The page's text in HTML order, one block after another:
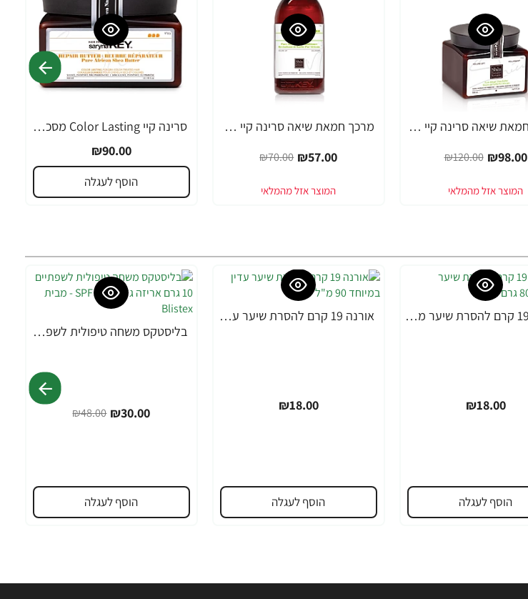
מסכת חמאת שיאה סרינה קיי שיער דק, יבש, דליל וחלש Volume Lift - מבית Saryna Key
₪98.00
₪120.00
-19%
מרכך חמאת שיאה סרינה קיי שיער דק, יבש, דליל וחלש Volume Lift - מבית Saryna Key
₪57.00
₪70.00
סרינה קיי Color Lasting מסכת חמאת שיאה לשיער צבוע ומובהר 300 מ"ל - מבית Saryna Key
₪90.00
הוסף לעגלה
אורנה 19 קרם להסרת שיער מהפנים 80 גרם
₪18.00
הוסף לעגלה
אורנה 19 קרם להסרת שיער עדין במיוחד 90 מ"ל
₪18.00
הוסף לעגלה
-38% בליסטקס משחה טיפולית לשפתיים 10 גרם אריזה גדולה SPF 10 - מבית Blistex
₪30.00
₪48.00
הוסף לעגלה